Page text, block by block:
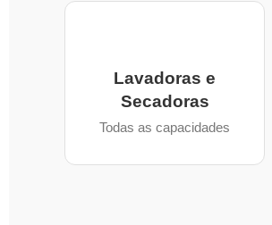
Lavadoras e
Secadoras
Todas as capacidades